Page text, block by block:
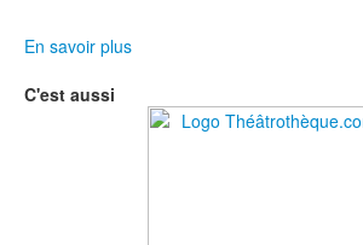
En savoir plus
C'est aussi